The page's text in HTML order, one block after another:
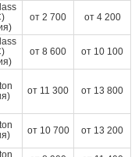
от 2 700 от 4 200
от 8 600 от 10 100
от 11 300 от 13 800
от 10 700 от 13 200